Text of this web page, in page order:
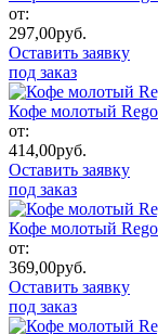
от:
297,00руб.
Оставить заявку
под заказ
Кофе молотый
от:
414,00руб.
Оставить заявку
под заказ
Кофе молотый
от:
369,00руб.
Оставить заявку
под заказ